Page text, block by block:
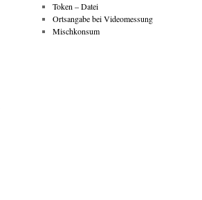
Token – Datei
Ortsangabe bei Videomessung
Mischkonsum